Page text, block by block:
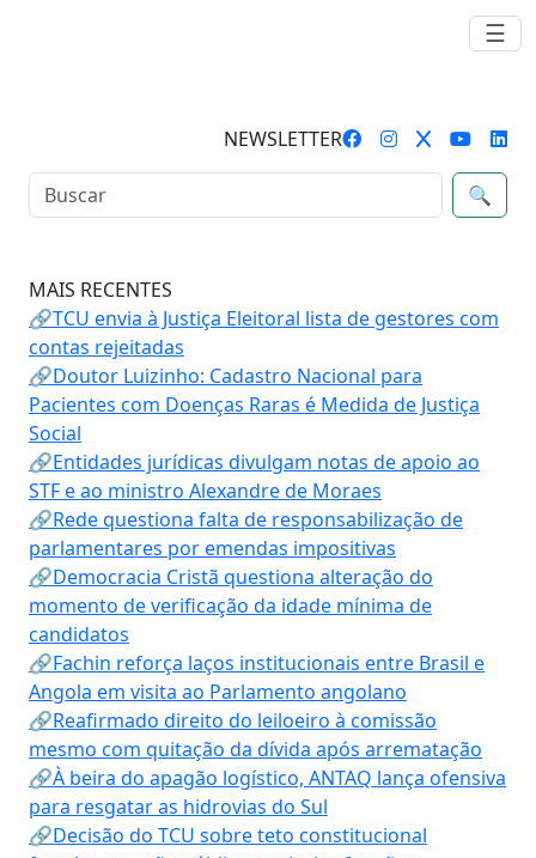
☰
NEWSLETTER
🔍
MAIS RECENTES
🔗TCU envia à Justiça Eleitoral lista de gestores com
contas rejeitadas
🔗Doutor Luizinho: Cadastro Nacional para
Pacientes com Doenças Raras é Medida de Justiça
Social
🔗Entidades jurídicas divulgam notas de apoio ao
STF e ao ministro Alexandre de Moraes
🔗Rede questiona falta de responsabilização de
parlamentares por emendas impositivas
🔗Democracia Cristã questiona alteração do
momento de verificação da idade mínima de
candidatos
🔗Fachin reforça laços institucionais entre Brasil e
Angola em visita ao Parlamento angolano
🔗Reafirmado direito do leiloeiro à comissão
mesmo com quitação da dívida após arrematação
🔗À beira do apagão logístico, ANTAQ lança ofensiva
para resgatar as hidrovias do Sul
🔗Decisão do TCU sobre teto constitucional